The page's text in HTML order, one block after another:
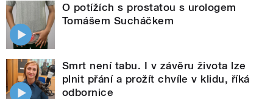
O potížích s prostatou s urologem
Tomášem Sucháčkem
Smrt není tabu. I v závěru života lze
plnit přání a prožít chvíle v klidu, říká
odbornice